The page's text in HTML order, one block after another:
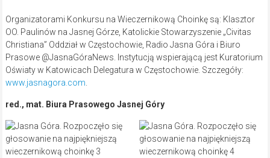
Organizatorami Konkursu na Wieczernikową Choinkę są: Klasztor
OO. Paulinów na Jasnej Górze, Katolickie Stowarzyszenie „Civitas
Christiana” Oddział w Częstochowie, Radio Jasna Góra i Biuro
Prasowe @JasnaGóraNews. Instytucją wspierającą jest Kuratorium
Oświaty w Katowicach Delegatura w Częstochowie. Szczegóły:
www.jasnagora.com
red., mat. Biura Prasowego Jasnej Góry